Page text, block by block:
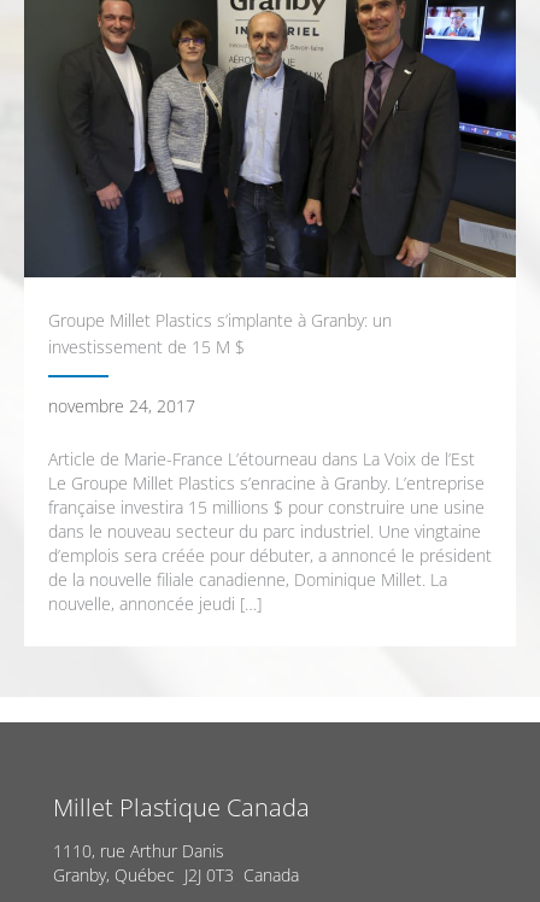
Groupe Millet Plastics s’implante à Granby: un
investissement de 15 M $
novembre 24, 2017
Article de Marie-France L’étourneau dans La Voix de l’Est
Le Groupe Millet Plastics s’enracine à Granby. L’entreprise
française investira 15 millions $ pour construire une usine
dans le nouveau secteur du parc industriel. Une vingtaine
d’emplois sera créée pour débuter, a annoncé le président
de la nouvelle filiale canadienne, Dominique Millet. La
nouvelle, annoncée jeudi […]
Millet Plastique Canada
1110, rue Arthur Danis
Granby, Québec J2J 0T3 Canada